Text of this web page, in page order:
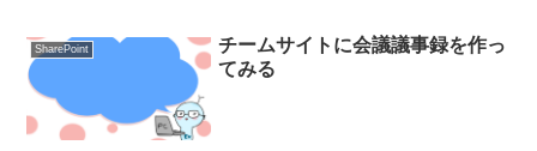
SharePoint
チームサイトに会議議事録を作っ
てみる